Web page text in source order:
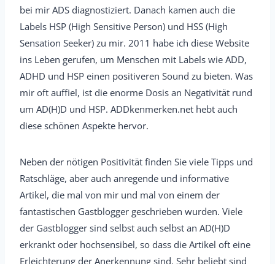
bei mir ADS diagnostiziert. Danach kamen auch die
Labels HSP (High Sensitive Person) und HSS (High
Sensation Seeker) zu mir. 2011 habe ich diese Website
ins Leben gerufen, um Menschen mit Labels wie ADD,
ADHD und HSP einen positiveren Sound zu bieten. Was
mir oft auffiel, ist die enorme Dosis an Negativität rund
um AD(H)D und HSP. ADDkenmerken.net hebt auch
diese schönen Aspekte hervor.
Neben der nötigen Positivität finden Sie viele Tipps und
Ratschläge, aber auch anregende und informative
Artikel, die mal von mir und mal von einem der
fantastischen Gastblogger geschrieben wurden. Viele
der Gastblogger sind selbst auch selbst an AD(H)D
erkrankt oder hochsensibel, so dass die Artikel oft eine
Erleichterung der Anerkennung sind. Sehr beliebt sind